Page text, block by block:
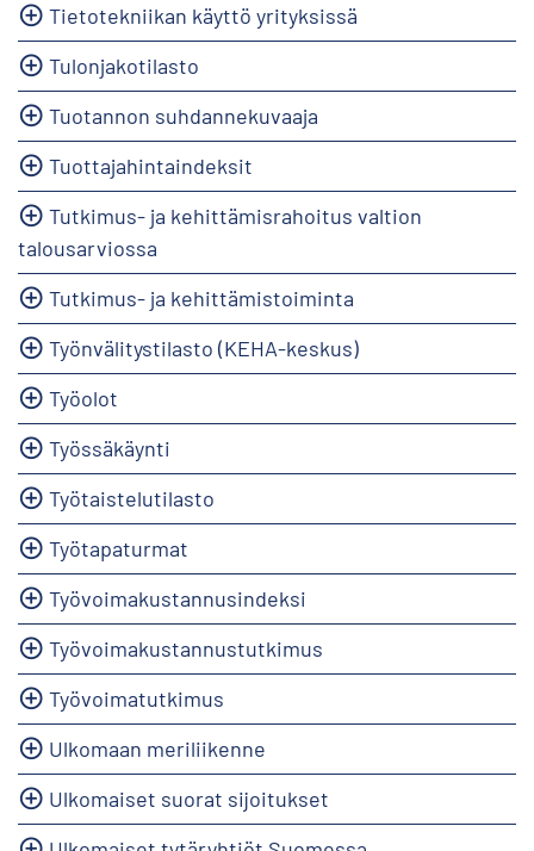
Tietotekniikan käyttö yrityksissä
Tulonjakotilasto
Tuotannon suhdannekuvaaja
Tuottajahintaindeksit
Tutkimus- ja kehittämisrahoitus valtion
talousarviossa
Tutkimus- ja kehittämistoiminta
Työnvälitystilasto (KEHA-keskus)
Työolot
Työssäkäynti
Työtaistelutilasto
Työtapaturmat
Työvoimakustannusindeksi
Työvoimakustannustutkimus
Työvoimatutkimus
Ulkomaan meriliikenne
Ulkomaiset suorat sijoitukset